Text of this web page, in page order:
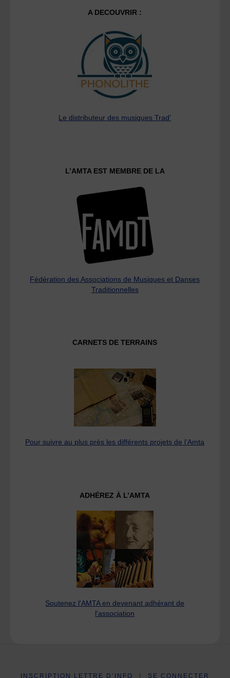
A DECOUVRIR :
Le distributeur des musiques Trad'
L’AMTA EST MEMBRE DE LA
Fédération des Associations de Musiques et Danses
Traditionnelles
CARNETS DE TERRAINS
Pour suivre au plus près les différents projets de l’Amta
ADHÉREZ À L’AMTA
Soutenez l'AMTA en devenant adhérant de
l'association
INSCRIPTION LETTRE D’INFO SE CONNECTER